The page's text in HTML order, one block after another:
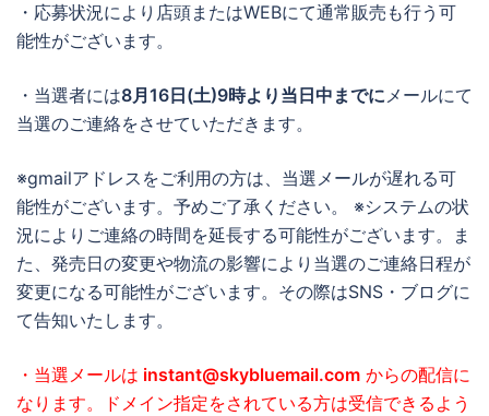
・応募状況により店頭またはWEBにて通常販売も行う可
能性がございます。
・当選者には8月16日(土)9時より当日中までにメールにて
当選のご連絡をさせていただきます。
※gmailアドレスをご利用の方は、当選メールが遅れる可
能性がございます。予めご了承ください。 ※システムの状
況によりご連絡の時間を延長する可能性がございます。ま
た、発売日の変更や物流の影響により当選のご連絡日程が
変更になる可能性がございます。その際はSNS・ブログに
て告知いたします。
・当選メールは instant@skybluemail.com からの配信に
なります。ドメイン指定をされている方は受信できるよう